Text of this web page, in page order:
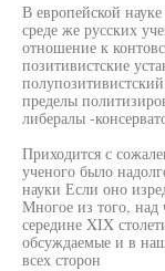
В европейской
среде же русских
отношение к
позитивистские
пределы
либералы -
Приходится с
ученого было
науки Если оно
Многое из того, над
середине XIX
обсуждаемые и в
всех сторон